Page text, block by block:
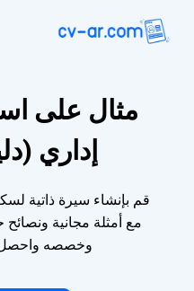
مثال على
إداري
قم بإنشاء سيرة ذاتية
مع أمثلة مجانية ونصائح
وخصصه واحصل